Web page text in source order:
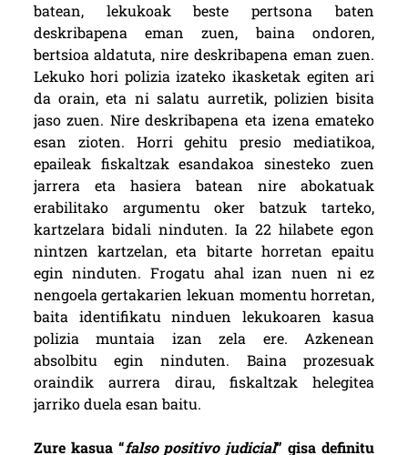
batean, lekukoak beste pertsona baten
deskribapena eman zuen, baina ondoren,
bertsioa aldatuta, nire deskribapena eman zuen.
Lekuko hori polizia izateko ikasketak egiten ari
da orain, eta ni salatu aurretik, polizien bisita
jaso zuen. Nire deskribapena eta izena emateko
esan zioten. Horri gehitu presio mediatikoa,
epaileak fiskaltzak esandakoa sinesteko zuen
jarrera eta hasiera batean nire abokatuak
erabilitako argumentu oker batzuk tarteko,
kartzelara bidali ninduten. Ia 22 hilabete egon
nintzen kartzelan, eta bitarte horretan epaitu
egin ninduten. Frogatu ahal izan nuen ni ez
nengoela gertakarien lekuan momentu horretan,
baita identifikatu ninduen lekukoaren kasua
polizia muntaia izan zela ere. Azkenean
absolbitu egin ninduten. Baina prozesuak
oraindik aurrera dirau, fiskaltzak helegitea
jarriko duela esan baitu.
Zure kasua “falso positivo judicial” gisa definitu